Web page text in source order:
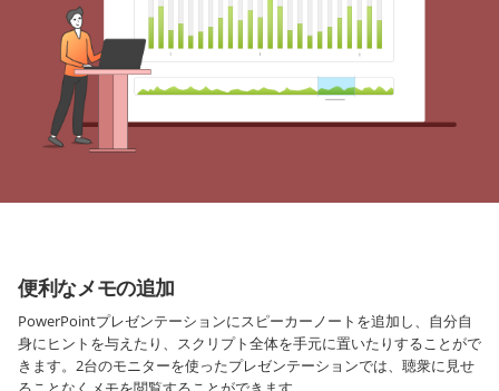
便利なメモの追加
PowerPointプレゼンテーションにスピーカーノートを追加し、自分自
身にヒントを与えたり、スクリプト全体を手元に置いたりすることがで
きます。2台のモニターを使ったプレゼンテーションでは、聴衆に見せ